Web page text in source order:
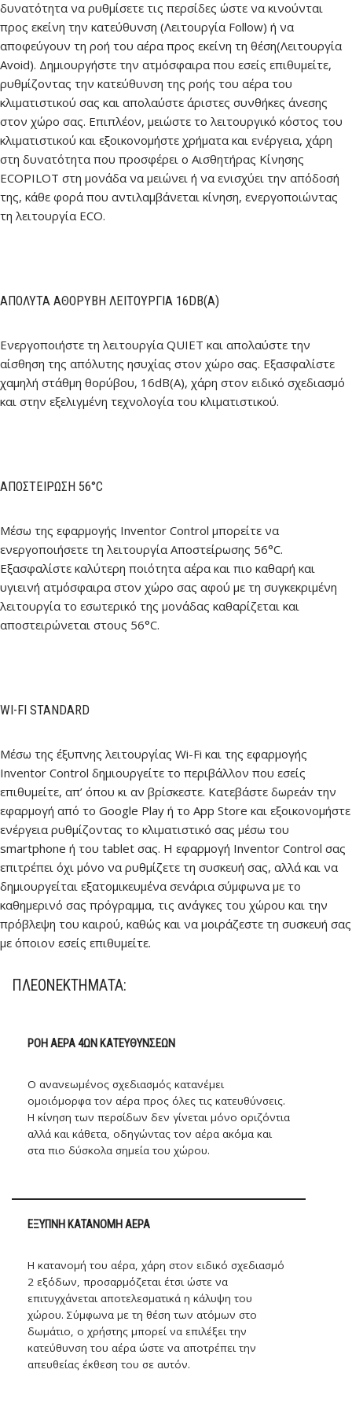
δυνατότητα να ρυθμίσετε τις περσίδες ώστε να κινούνται
προς εκείνη την κατεύθυνση (Λειτουργία Follow) ή να
αποφεύγουν τη ροή του αέρα προς εκείνη τη θέση(Λειτουργία
Avoid). Δημιουργήστε την ατμόσφαιρα που εσείς επιθυμείτε,
ρυθμίζοντας την κατεύθυνση της ροής του αέρα του
κλιματιστικού σας και απολαύστε άριστες συνθήκες άνεσης
στον χώρο σας. Επιπλέον, μειώστε το λειτουργικό κόστος του
κλιματιστικού και εξοικονομήστε χρήματα και ενέργεια, χάρη
στη δυνατότητα που προσφέρει ο Αισθητήρας Κίνησης
ECOPILOT στη μονάδα να μειώνει ή να ενισχύει την απόδοσή
της, κάθε φορά που αντιλαμβάνεται κίνηση, ενεργοποιώντας
τη λειτουργία ECO.
ΑΠΌΛΥΤΑ ΑΘΌΡΥΒΗ ΛΕΙΤΟΥΡΓΊΑ 16DB(A)
Ενεργοποιήστε τη λειτουργία QUIET και απολαύστε την
αίσθηση της απόλυτης ησυχίας στον χώρο σας. Εξασφαλίστε
χαμηλή στάθμη θορύβου, 16dB(A), χάρη στον ειδικό σχεδιασμό
και στην εξελιγμένη τεχνολογία του κλιματιστικού.
ΑΠΟΣΤΕΊΡΩΣΗ 56°C
Μέσω της εφαρμογής Inventor Control μπορείτε να
ενεργοποιήσετε τη λειτουργία Αποστείρωσης 56°C.
Εξασφαλίστε καλύτερη ποιότητα αέρα και πιο καθαρή και
υγιεινή ατμόσφαιρα στον χώρο σας αφού με τη συγκεκριμένη
λειτουργία το εσωτερικό της μονάδας καθαρίζεται και
αποστειρώνεται στους 56°C.
WI-FI STANDARD
Mέσω της έξυπνης λειτουργίας Wi-Fi και της εφαρμογής
Inventor Control δημιουργείτε το περιβάλλον που εσείς
επιθυμείτε, απ’ όπου κι αν βρίσκεστε. Κατεβάστε δωρεάν την
εφαρμογή από το Google Play ή το App Store και εξοικονομήστε
ενέργεια ρυθμίζοντας το κλιματιστικό σας μέσω του
smartphone ή του tablet σας. Η εφαρμογή Inventor Control σας
επιτρέπει όχι μόνο να ρυθμίζετε τη συσκευή σας, αλλά και να
δημιουργείται εξατομικευμένα σενάρια σύμφωνα με το
καθημερινό σας πρόγραμμα, τις ανάγκες του χώρου και την
πρόβλεψη του καιρού, καθώς και να μοιράζεστε τη συσκευή σας
με όποιον εσείς επιθυμείτε.
ΠΛΕΟΝΕΚΤΉΜΑΤΑ:
ΡΟΉ ΑΈΡΑ 4ΩΝ ΚΑΤΕΥΘΎΝΣΕΩΝ
Ο ανανεωμένος σχεδιασμός κατανέμει
ομοιόμορφα τον αέρα προς όλες τις κατευθύνσεις.
Η κίνηση των περσίδων δεν γίνεται μόνο οριζόντια
αλλά και κάθετα, οδηγώντας τον αέρα ακόμα και
στα πιο δύσκολα σημεία του χώρου.
ΈΞΥΠΝΗ ΚΑΤΑΝΟΜΉ ΑΈΡΑ
Η κατανομή του αέρα, χάρη στον ειδικό σχεδιασμό
2 εξόδων, προσαρμόζεται έτσι ώστε να
επιτυγχάνεται αποτελεσματικά η κάλυψη του
χώρου. Σύμφωνα με τη θέση των ατόμων στο
δωμάτιο, ο χρήστης μπορεί να επιλέξει την
κατεύθυνση του αέρα ώστε να αποτρέπει την
απευθείας έκθεση του σε αυτόν.